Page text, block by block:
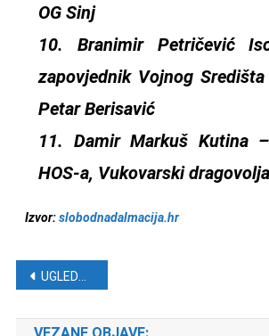
OG Sinj
10. Branimir Petričević
zapovjednik Vojnog
Petar Berisavić
11. Damir Markuš Kutina
HOS-a, Vukovarski
Izvor:slobodnadalmacija.hr
Navigacija objava
UGLEDNI ODVJETNICI: ‘Ustavni sud ignorirao je osnovnu znanstvenu činjenicu i mišljenje struke!’